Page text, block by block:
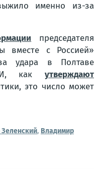
именно из-за
председателя
вместе с Россией»
удара в Полтаве
И, как утверждают
это число может
, Владимир